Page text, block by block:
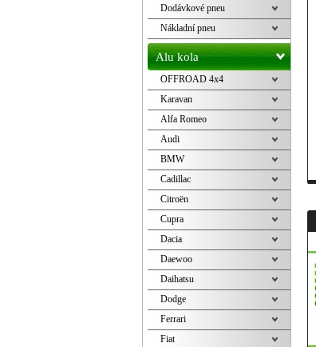
Dodávkové pneu
Nákladní pneu
Alu kola
OFFROAD 4x4
Karavan
Alfa Romeo
Audi
BMW
Cadillac
Citroën
Cupra
Dacia
Daewoo
Daihatsu
Dodge
Ferrari
Fiat